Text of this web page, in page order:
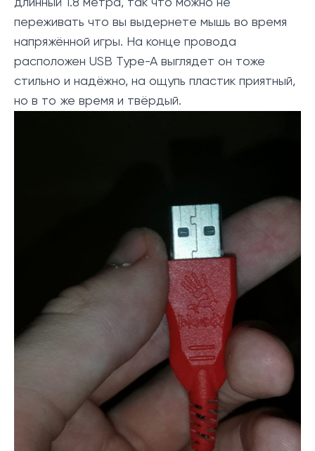
длинный 1.8 метра, так что можно не
переживать что вы выдернете мышь во время
напряжённой игры. На конце провода
расположен USB Type-A выглядет он тоже
стильно и надёжно, на ощупь пластик приятный,
но в то же время и твёрдый.